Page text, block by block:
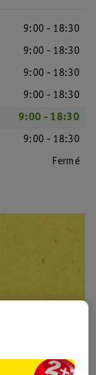
9:00 - 18:30
9:00 - 18:30
9:00 - 18:30
9:00 - 18:30
9:00 - 18:30
9:00 - 18:30
Fermé